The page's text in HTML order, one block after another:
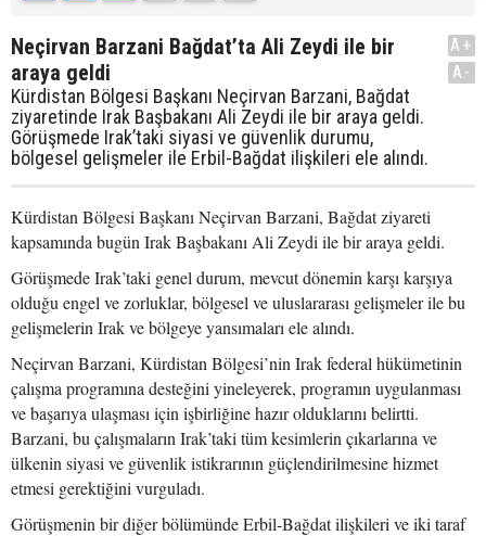
Neçirvan Barzani Bağdat’ta Ali Zeydi ile bir
araya geldi
Kürdistan Bölgesi Başkanı Neçirvan Barzani, Bağdat
ziyaretinde Irak Başbakanı Ali Zeydi ile bir araya geldi.
Görüşmede Irak’taki siyasi ve güvenlik durumu,
bölgesel gelişmeler ile Erbil-Bağdat ilişkileri ele alındı.
A+
A-
Kürdistan Bölgesi Başkanı Neçirvan Barzani, Bağdat ziyareti
kapsamında bugün Irak Başbakanı Ali Zeydi ile bir araya geldi.
Görüşmede Irak’taki genel durum, mevcut dönemin karşı karşıya
olduğu engel ve zorluklar, bölgesel ve uluslararası gelişmeler ile bu
gelişmelerin Irak ve bölgeye yansımaları ele alındı.
Neçirvan Barzani, Kürdistan Bölgesi’nin Irak federal hükümetinin
çalışma programına desteğini yineleyerek, programın uygulanması
ve başarıya ulaşması için işbirliğine hazır olduklarını belirtti.
Barzani, bu çalışmaların Irak’taki tüm kesimlerin çıkarlarına ve
ülkenin siyasi ve güvenlik istikrarının güçlendirilmesine hizmet
etmesi gerektiğini vurguladı.
Görüşmenin bir diğer bölümünde Erbil-Bağdat ilişkileri ve iki taraf